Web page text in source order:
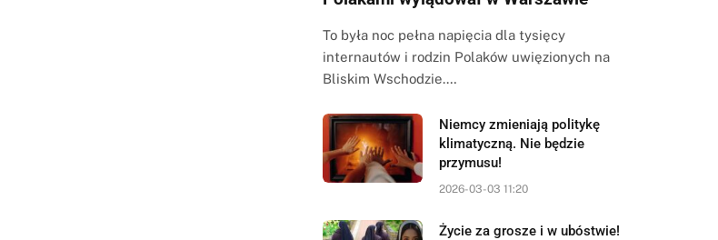
To była noc pełna napięcia dla tysięcy
internautów i rodzin Polaków uwięzionych na
Bliskim Wschodzie.…
Niemcy zmieniają politykę
klimatyczną. Nie będzie
przymusu!
2026-03-03 11:20
Życie za grosze i w ubóstwie!